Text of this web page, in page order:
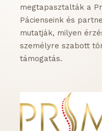
megtapasztalták a
Pácienseink és
mutatják, milyen
személyre szabott
támogatás.